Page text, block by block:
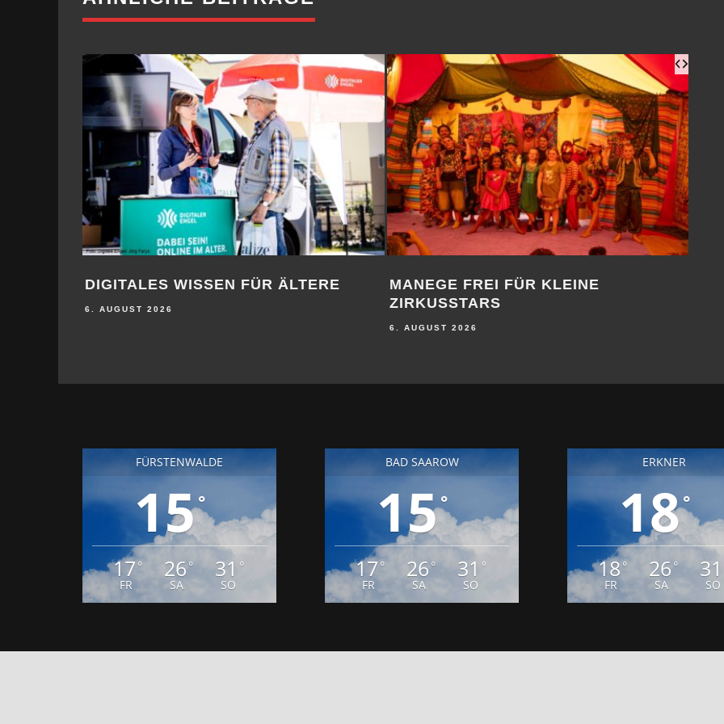
DIGITALES WISSEN FÜR ÄLTERE
6. AUGUST 2026
MANEGE FREI FÜR KLEINE
ZIRKUSSTARS
6. AUGUST 2026
FÜRSTENWALDE
15°
17°
FR
26°
SA
31 °
SO
BAD SAAROW
15°
17°
FR
26°
SA
31 °
SO
ERKNER
18°
18°
FR
26°
SA
31
SO